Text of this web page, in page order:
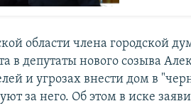
области члена городской
в депутаты нового созыва
и угрозах внести дом в
за него. Об этом в иске